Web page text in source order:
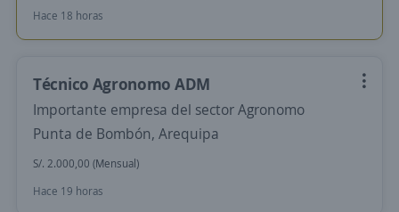
Hace 18 horas
Técnico Agronomo ADM
Importante empresa del sector Agronomo
Punta de Bombón, Arequipa
S/. 2.000,00 (Mensual)
Hace 19 horas